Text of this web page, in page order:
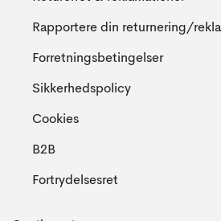
Rapportere din returnering/
Forretningsbetingelser
Sikkerhedspolicy
Cookies
B2B
Fortrydelsesret